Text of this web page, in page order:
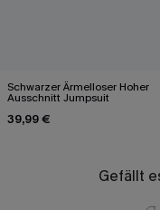
Schwarzer Ärmelloser Hoher
Ausschnitt Jumpsuit
39,99 €
Gefällt